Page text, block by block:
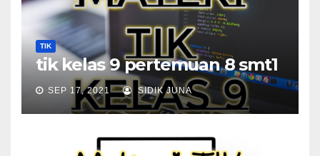
TIK
tik kelas 9 pertemuan 8 smt1
SEP 17, 2021 SIDIK JUNA